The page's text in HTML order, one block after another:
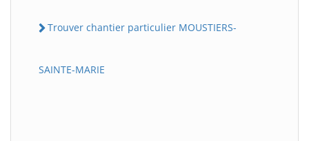
Trouver chantier particulier MOUSTIERS-
SAINTE-MARIE